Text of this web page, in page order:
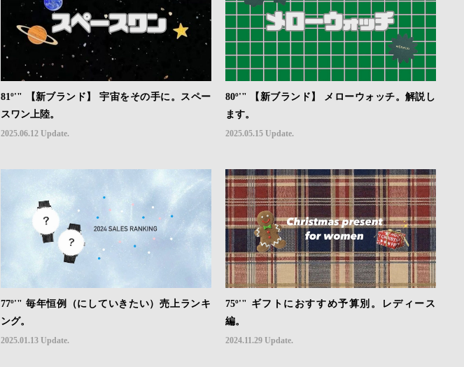
81º'" 【新ブランド】 宇宙をその手に。スペー
スワン上陸。
2025.06.12 Update.
80º'" 【新ブランド】 メローウォッチ。解説し
ます。
2025.05.15 Update.
77º'" 毎年恒例（にしていきたい）売上ランキ
ング。
2025.01.13 Update.
75º'" ギフトにおすすめ予算別。レディース
編。
2024.11.29 Update.